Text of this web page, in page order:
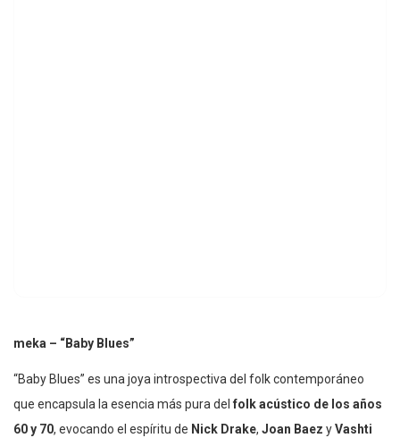
meka – “Baby Blues”
“Baby Blues” es una joya introspectiva del folk contemporáneo
que encapsula la esencia más pura del folk acústico de los años
60 y 70, evocando el espíritu de Nick Drake, Joan Baez yVashti